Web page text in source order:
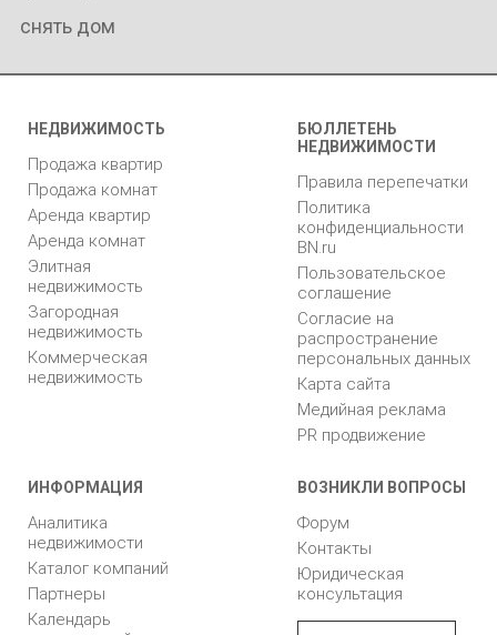
снять дом
НЕДВИЖИМОСТЬ
Продажа квартир
Продажа комнат
Аренда квартир
Аренда комнат
Элитная
недвижимость
Загородная
недвижимость
Коммерческая
недвижимость
БЮЛЛЕТЕНЬ
НЕДВИЖИМОСТИ
Правила перепечатки
Политика
конфиденциальности
BN.ru
Пользовательское
соглашение
Согласие на
распространение
персональных данных
Карта сайта
Медийная реклама
PR продвижение
ИНФОРМАЦИЯ
Аналитика
недвижимости
Каталог компаний
Партнеры
Календарь
ВОЗНИКЛИ ВОПРОСЫ
Форум
Контакты
Юридическая
консультация